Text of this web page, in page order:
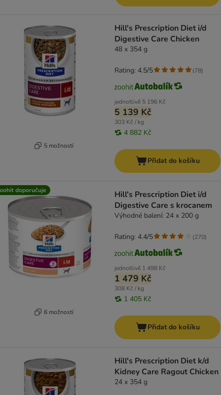
5 možností
Hill's Prescription Diet i/d
Digestive Care Chicken
48 x 354 g
jednotlivě 5 196 Kč
5 139 Kč
303 Kč / kg
4 882 Kč
Rating: 4.5/5 (78)
Přidat do košíku
doporučuje
6 možností
Hill's Prescription Diet i/d
Digestive Care s krocanem
Výhodné balení: 24 x 200 g
jednotlivě 1 498 Kč
1 479 Kč
308 Kč / kg
1 405 Kč
Rating: 4.4/5 (270)
Přidat do košíku
Hill's Prescription Diet k/d
Kidney Care Ragout Chicken
24 x 354 g